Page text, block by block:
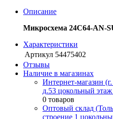
Описание
Микросхема 24C64-AN-
Характеристики
Артикул 54475402
Отзывы
Наличие в магазинах
Интернет-магазин
д.53 цокольный
0 товаров
Оптовый склад
строение 1